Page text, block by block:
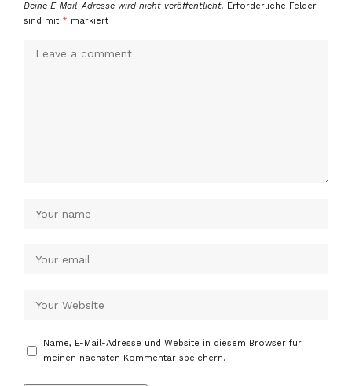
Deine E-Mail-Adresse wird nicht veröffentlicht. Erforderliche Felder
sind mit * markiert
Name, E-Mail-Adresse und Website in diesem Browser für
meinen nächsten Kommentar speichern.